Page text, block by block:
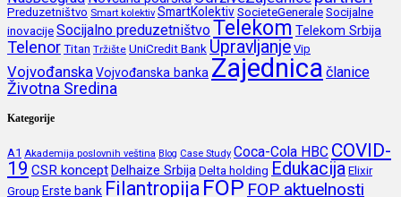
Preduzetništvo Smart kolektiv SmartKolektivSocieteGeneraleSocijalne
inovacijeSocijalno preduzetništvoTelekom Telekom Srbija
TelenorTitan Tržište UniCredit Bank Upravljanje Vip
VojvođanskaVojvođanska banka Zajednica članice
Životna Sredina
Kategorije
A1 Akademija poslovnih veština Blog Case Study Coca-Cola HBC COVID-
19 CSR konceptDelhaize Srbija Delta holding Edukacija Elixir
Group Erste bank Filantropija FOP FOP aktuelnosti